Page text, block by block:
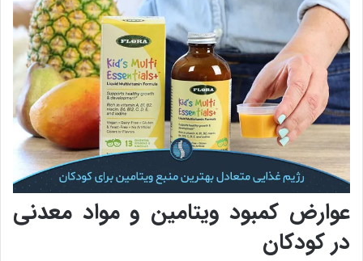
عوارض کمبود ویتامین و مواد معدنی
در کودکان